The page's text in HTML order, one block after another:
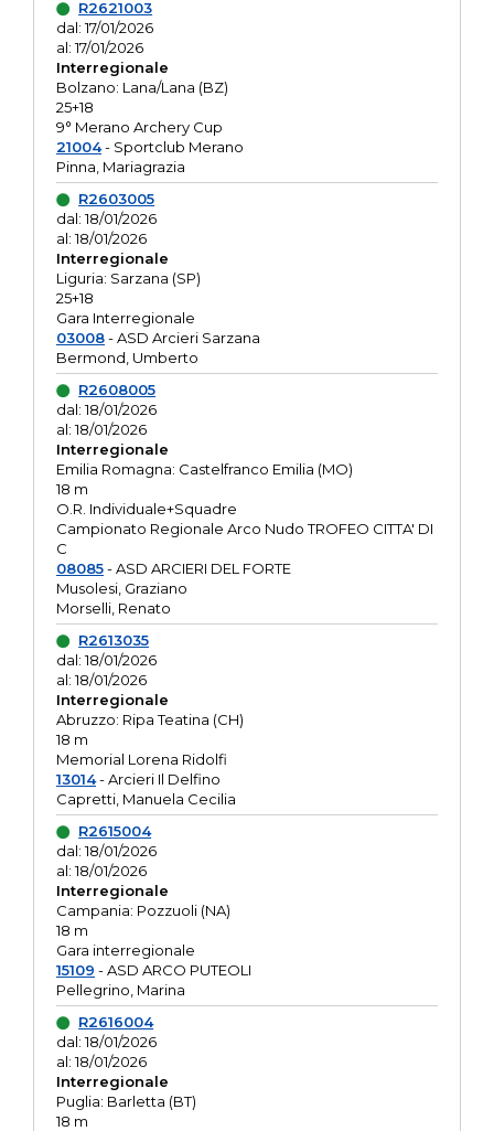
R2621003
dal: 17/01/2026
al: 17/01/2026
Interregionale
Bolzano: Lana/Lana (BZ)
25+18
9° Merano Archery Cup
21004- Sportclub Merano
Pinna, Mariagrazia
R2603005
dal: 18/01/2026
al: 18/01/2026
Interregionale
Liguria: Sarzana (SP)
25+18
Gara Interregionale
03008- ASD Arcieri Sarzana
Bermond, Umberto
R2608005
dal: 18/01/2026
al: 18/01/2026
Interregionale
Emilia Romagna: Castelfranco Emilia (MO)
18 m
O.R. Individuale+Squadre
Campionato Regionale Arco Nudo TROFEO CITTA' DI
C
08085- ASD ARCIERI DEL FORTE
Musolesi, Graziano
Morselli, Renato
R2613035
dal: 18/01/2026
al: 18/01/2026
Interregionale
Abruzzo: Ripa Teatina (CH)
18 m
Memorial Lorena Ridolfi
13014- Arcieri Il Delfino
Capretti, Manuela Cecilia
R2615004
dal: 18/01/2026
al: 18/01/2026
Interregionale
Campania: Pozzuoli (NA)
18 m
Gara interregionale
15109 - ASD ARCO PUTEOLI
Pellegrino, Marina
R2616004
dal: 18/01/2026
al: 18/01/2026
Interregionale
Puglia: Barletta (BT)
18 m